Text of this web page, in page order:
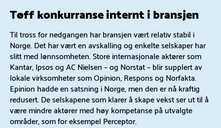
Tøff konkurranse internt i bransjen
Til tross for nedgangen har bransjen vært relativ stabil i
Norge. Det har vært en avskalling og enkelte selskaper har
slitt med lønnsomheten. Store internasjonale aktører som
Kantar, Ipsos og AC Nielsen – og Norstat – blir supplert av
lokale virksomheter som Opinion, Respons og Norfakta.
Epinion hadde en satsning i Norge, men den er nå kraftig
redusert. De selskapene som klarer å skape vekst ser ut til å
være mindre aktører med høy kompetanse på utvalgte
områder, som for eksempel Perceptor.